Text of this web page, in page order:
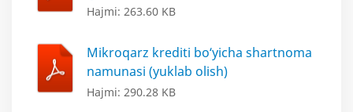
Hajmi: 263.60 KB
Mikroqarz krediti bo‘yicha shartnoma
namunasi (yuklab olish)
Hajmi: 290.28 KB